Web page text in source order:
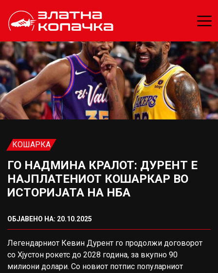
КОШАРКА
ГО НАДМИНА КРАЛОТ: ДУРЕНТ Е
НАЈПЛАТЕНИОТ КОШАРКАР ВО
ИСТОРИЈАТА НА НБА
ОБЈАВЕНО НА: 20.10.2025
Легендарниот Кевин Дурент го продолжи договорот
со Хјустон рокетс до 2028 година, за вкупно 90
милиони долари. Со новиот потпис популарниот